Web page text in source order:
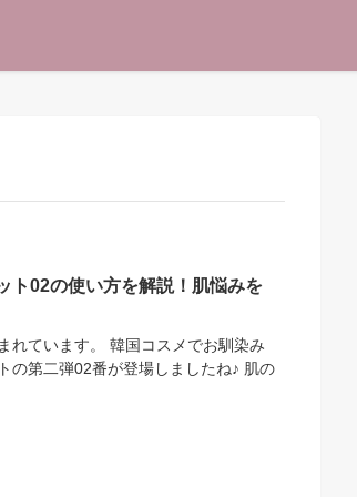
ト02の使い方を解説！肌悩みを
れています。 韓国コスメでお馴染み
の第二弾02番が登場しましたね♪ 肌の